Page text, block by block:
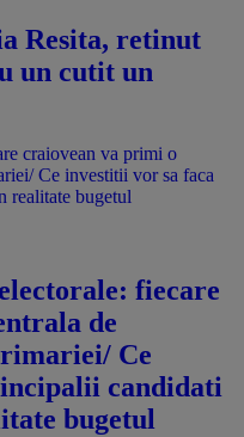
Resita, retinut
un cutit un
craiovean va primi o
Ce investitii vor sa faca
realitate bugetul
fiecare
de
Ce
candidati
bugetul